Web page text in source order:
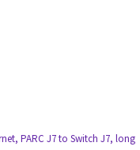
PARC J7 to Switch J7, long